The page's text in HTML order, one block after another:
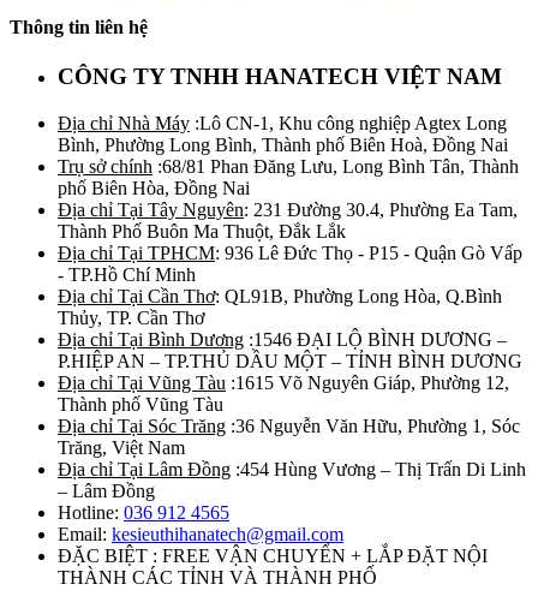
Thông tin liên hệ
CÔNG TY TNHH HANATECH VIỆT NAM
Địa chỉ Nhà Máy :Lô CN-1, Khu công nghiệp Agtex Long
Bình, Phường Long Bình, Thành phố Biên Hoà, Đồng Nai
Trụ sở chính :68/81 Phan Đăng Lưu, Long Bình Tân, Thành
phố Biên Hòa, Đồng Nai
Địa chỉ Tại Tây Nguyên: 231 Đường 30.4, Phường Ea Tam,
Thành Phố Buôn Ma Thuột, Đắk Lắk
Địa chỉ Tại TPHCM: 936 Lê Đức Thọ - P15 - Quận Gò Vấp
- TP.Hồ Chí Minh
Địa chỉ Tại Cần Thơ: QL91B, Phường Long Hòa, Q.Bình
Thủy, TP. Cần Thơ
Địa chỉ Tại Bình Dương :1546 ĐẠI LỘ BÌNH DƯƠNG –
P.HIỆP AN – TP.THỦ DẦU MỘT – TỈNH BÌNH DƯƠNG
Địa chỉ Tại Vũng Tàu :1615 Võ Nguyên Giáp, Phường 12,
Thành phố Vũng Tàu
Địa chỉ Tại Sóc Trăng :36 Nguyễn Văn Hữu, Phường 1, Sóc
Trăng, Việt Nam
Địa chỉ Tại Lâm Đồng :454 Hùng Vương – Thị Trấn Di Linh
– Lâm Đồng
Hotline: 036 912 4565
Email: kesieuthihanatech@gmail.com
ĐẶC BIỆT : FREE VẬN CHUYỂN + LẮP ĐẶT NỘI
THÀNH CÁC TỈNH VÀ THÀNH PHỐ